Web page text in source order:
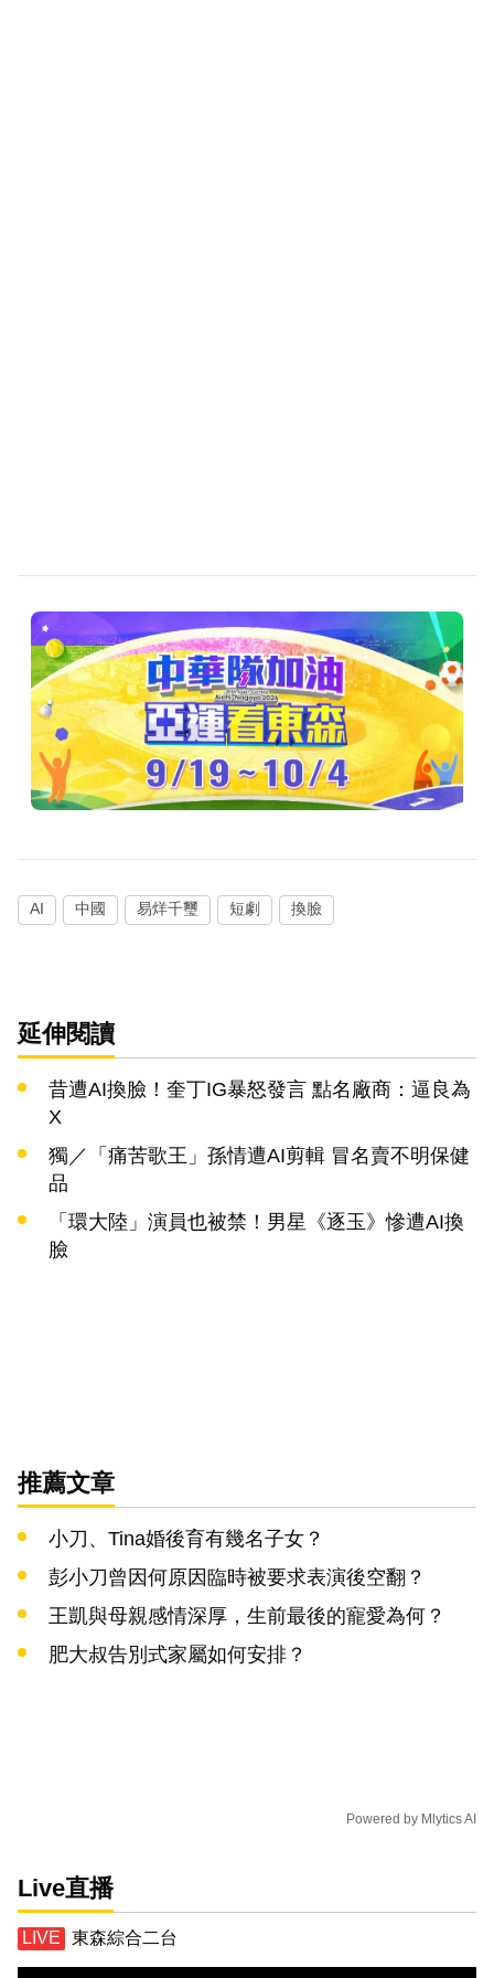
AI 中國 易烊千璽 短劇 換臉
延伸閱讀
昔遭AI換臉！奎丁IG暴怒發言 點名廠商：逼良為
X
獨／「痛苦歌王」孫情遭AI剪輯 冒名賣不明保健
品
「環大陸」演員也被禁！男星《逐玉》慘遭AI換
臉
推薦文章
小刀、Tina婚後育有幾名子女？
彭小刀曾因何原因臨時被要求表演後空翻？
王凱與母親感情深厚，生前最後的寵愛為何？
肥大叔告別式家屬如何安排？
Powered by Mlytics AI
Live直播
東森綜合二台